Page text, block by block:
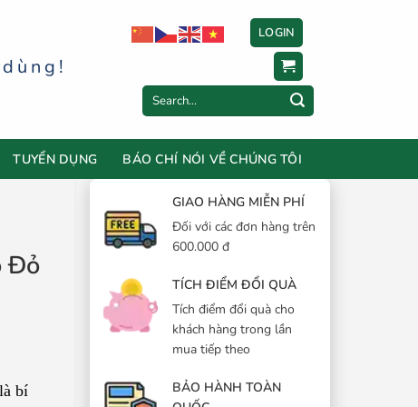
LOGIN
Search
for:
TUYỂN DỤNG BÁO CHÍ NÓI VỀ CHÚNG TÔI
GIAO HÀNG MIỄN PHÍ
Đối với các đơn hàng trên
600.000 đ
TÍCH ĐIỂM ĐỔI QUÀ
Tích điểm đổi quà cho
khách hàng trong lần
mua tiếp theo
BẢO HÀNH TOÀN
Đỏ
bí